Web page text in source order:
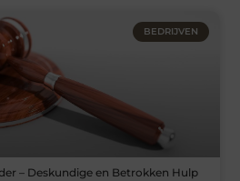
BEDRIJVEN
– Deskundige en Betrokken Hulp